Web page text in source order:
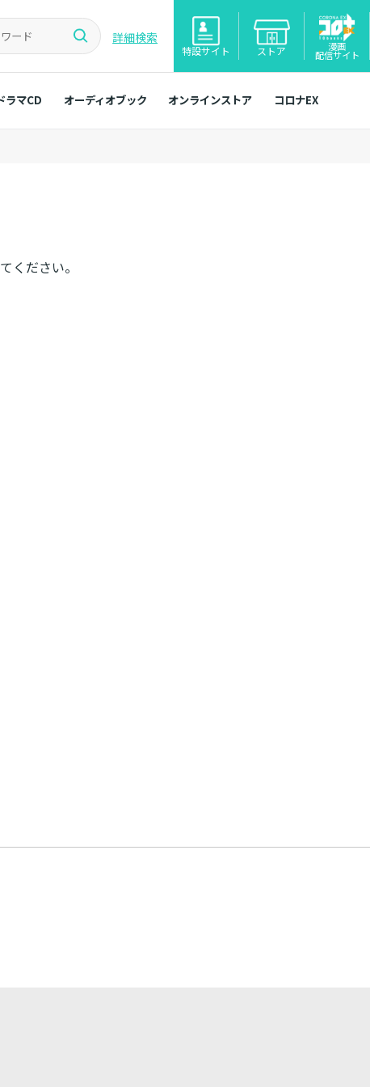
詳細検索
特設サイト ストア 漫画
配信サイト
ラマCD オーディオブック オンラインストア コロナEX
ください。